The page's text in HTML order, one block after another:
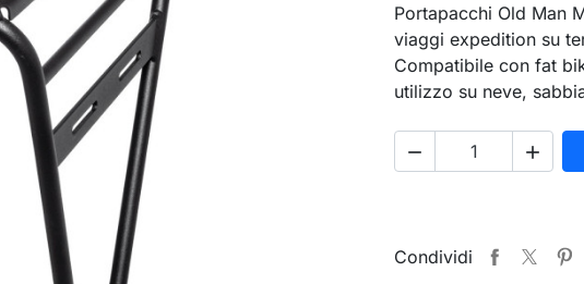
Portapacchi Old Man
viaggi expedition su
Compatibile con fat
utilizzo su neve,
 
Condividi